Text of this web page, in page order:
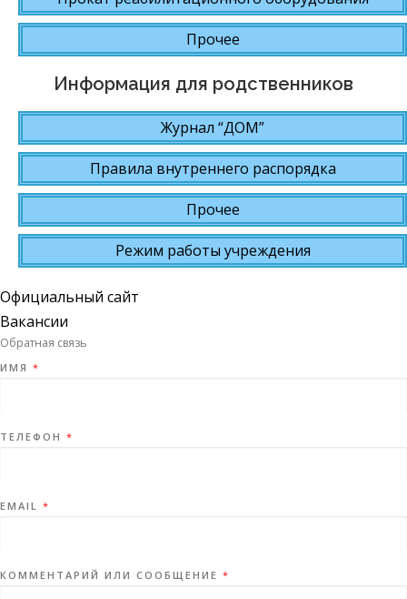
Прочее
Информация для родственников
Журнал “ДОМ”
Правила внутреннего распорядка
Прочее
Режим работы учреждения
Официальный сайт
Вакансии
Обратная связь
ИМЯ *
ТЕЛЕФОН *
EMAIL *
КОММЕНТАРИЙ ИЛИ СООБЩЕНИЕ *